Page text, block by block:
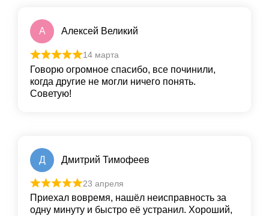
А Алексей Великий
14 марта
Говорю огромное спасибо, все починили,
когда другие не могли ничего понять.
Советую!
Д Дмитрий Тимофеев
23 апреля
Приехал вовремя, нашёл неисправность за
одну минуту и быстро её устранил. Хороший,